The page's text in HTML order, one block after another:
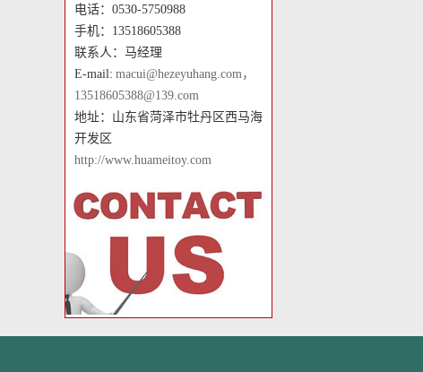
电话：0530-5750988
手机：13518605388
联系人：马经理
E-mail: macui@hezeyuhang.com，
13518605388@139.com
地址：山东省菏泽市牡丹区西马海
开发区
http://www.huameitoy.com